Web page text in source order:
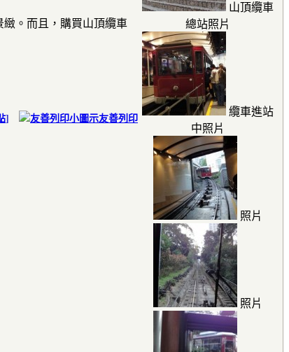
山頂纜車
總站照片
纜車進站
中照片
照片
照片
緻。而且，購買山頂纜車
] 友善列印